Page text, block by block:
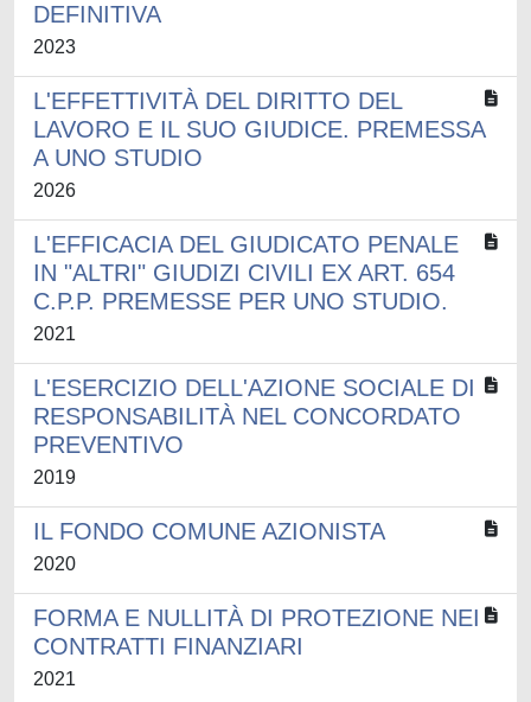
DEFINITIVA
2023
L'EFFETTIVITÀ DEL DIRITTO DEL
LAVORO E IL SUO GIUDICE. PREMESSA
A UNO STUDIO
2026
L'EFFICACIA DEL GIUDICATO PENALE
IN "ALTRI" GIUDIZI CIVILI EX ART. 654
C.P.P. PREMESSE PER UNO STUDIO.
2021
L'ESERCIZIO DELL'AZIONE SOCIALE DI
RESPONSABILITÀ NEL CONCORDATO
PREVENTIVO
2019
IL FONDO COMUNE AZIONISTA
2020
FORMA E NULLITÀ DI PROTEZIONE NEI
CONTRATTI FINANZIARI
2021